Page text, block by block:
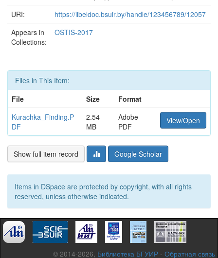
URI:
https://libeldoc.bsuir.by/handle/123456789/12057
Appears in
Collections:
OSTIS-2017
Files in This Item:
File
Size
Format
Kurachka_Finding.P
DF
2.54
MB
Adobe
PDF
View/Open
Show full item record Google Scholar
Items in DSpace are protected by copyright, with all rights
reserved, unless otherwise indicated.
© 2014-2026, Библиотека БГУИР - Обратная связь